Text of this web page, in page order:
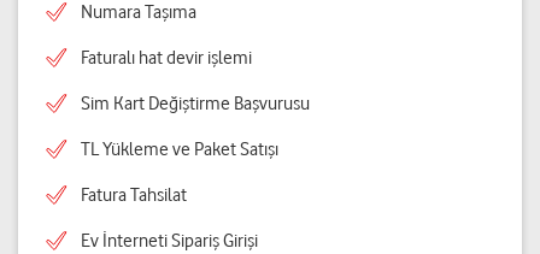
Numara Taşıma
Faturalı hat devir işlemi
Sim Kart Değiştirme Başvurusu
TL Yükleme ve Paket Satışı
Fatura Tahsilat
Ev İnterneti Sipariş Girişi